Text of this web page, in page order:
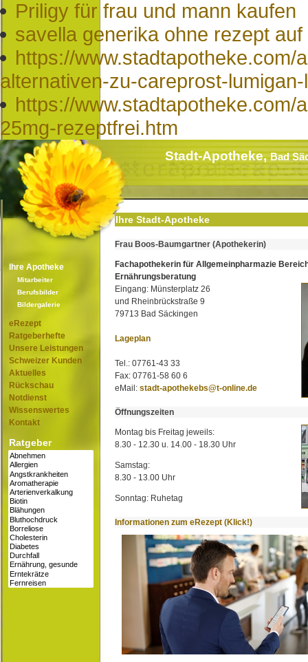
Priligy für frau und mann kaufen
savella generika ohne rezept
https://
alternativen-zu-careprost-
https://
25mg-rezeptfrei.htm
Stadt-Apotheke,Bad
Ihre Apotheke
Mitarbeiter
Berufsbilder
Bildergalerie
eRezept
Ratgeberhefte
Unsere Leistungen
Schweizer Kunden
Aktuelles
Rückschau
Notdienst
Wissenswertes
Kontakt
Ratgeber
Ihre Stadt-Apotheke
Frau Boos-Baumgartner (Apothekerin)
Fachapothekerin für Allgemeinpharmazie
Ernährungsberatung
Eingang: Münsterplatz 26
und Rheinbrückstraße 9
79713 Bad Säckingen
Lageplan
Tel.: 07761-43 33
Fax: 07761-58 60 6
eMail: stadt-apothekebs@t-online.de
Öffnungszeiten
Montag bis Freitag jeweils:
8.30 - 12.30 u. 14.00 - 18.30 Uhr
Samstag:
8.30 - 13.00 Uhr
Sonntag: Ruhetag
Informationen zum eRezept (Klick!)